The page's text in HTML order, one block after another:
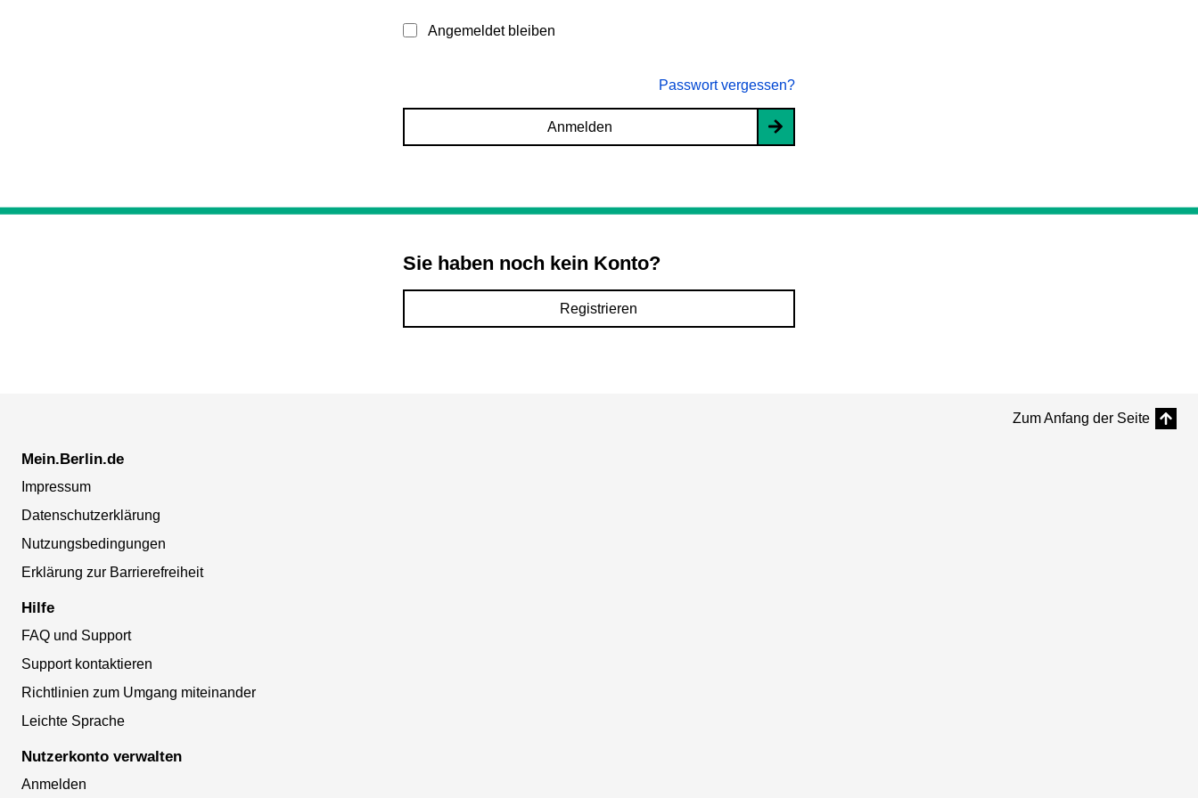
Angemeldet bleiben
Passwort vergessen?
Anmelden
Sie haben noch kein Konto?
Registrieren
Zum Anfang der Seite
Mein.Berlin.de
Impressum
Datenschutzerklärung
Nutzungsbedingungen
Erklärung zur Barrierefreiheit
Hilfe
FAQ und Support
Support kontaktieren
Richtlinien zum Umgang miteinander
Leichte Sprache
Nutzerkonto verwalten
Anmelden